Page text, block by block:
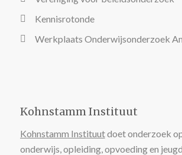
Kennisrotonde
Werkplaats Onderwijsonderzoek
Kohnstamm Instituut
Kohnstamm Instituutdoet onderzoek
onderwijs, opleiding, opvoeding en